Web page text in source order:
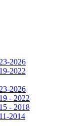
2026
2022
2026
- 2022
- 2018
2014